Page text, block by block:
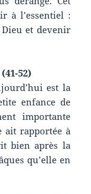
à l’essentiel :
et devenir
52)
est la
enfance de
importante
ait rapportée à
bien après la
qu’elle en